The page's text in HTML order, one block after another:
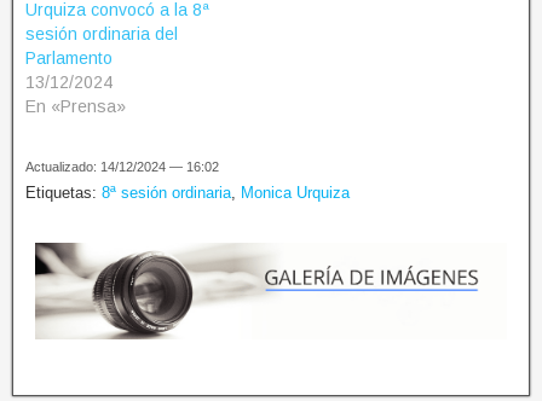
Urquiza convocó a la 8ª
sesión ordinaria del
Parlamento
13/12/2024
En «Prensa»
Actualizado: 14/12/2024 — 16:02
Etiquetas: 8ª sesión ordinaria Monica Urquiza